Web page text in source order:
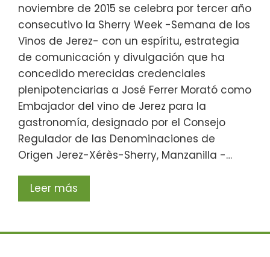
noviembre de 2015 se celebra por tercer año
consecutivo la Sherry Week -Semana de los
Vinos de Jerez- con un espíritu, estrategia
de comunicación y divulgación que ha
concedido merecidas credenciales
plenipotenciarias a José Ferrer Morató como
Embajador del vino de Jerez para la
gastronomía, designado por el Consejo
Regulador de las Denominaciones de
Origen Jerez-Xérès-Sherry, Manzanilla -…
Leer más